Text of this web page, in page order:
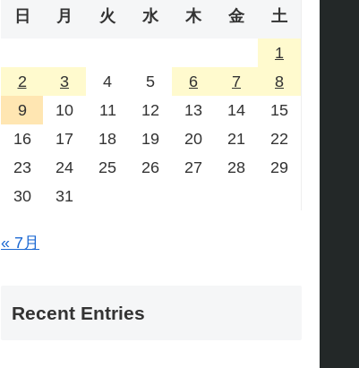
日 月 火 水 木 金 土
1
2
3 4 5 6 7
8
9
10 11 12 13 14
15
16
17 18 19 20 21
22
23
24 25 26 27 28
29
30
31
« 7月
Recent Entries